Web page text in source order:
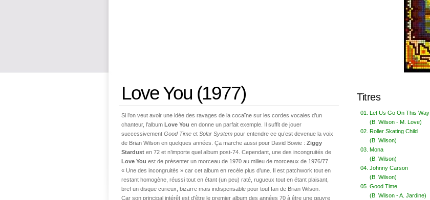
Love You (1977)
Si l’on veut avoir une idée des ravages de la cocaïne sur les cordes vocales d’un
chanteur, l’album Love You en donne un parfait exemple. Il suffit de jouer
successivement Good Time et Solar System pour entendre ce qu’est devenue la voix
de Brian Wilson en quelques années. Ça marche aussi pour David Bowie : Ziggy
Stardust en 72 et n’importe quel album post-74. Cependant, une des incongruités de
Love You est de présenter un morceau de 1970 au milieu de morceaux de 1976/77.
« Une des incongruités » car cet album en recèle plus d’une. Il est patchwork tout en
restant homogène, réussi tout en étant (un peu) raté, rugueux tout en étant plaisant,
bref un disque curieux, bizarre mais indispensable pour tout fan de Brian Wilson.
Car son principal intérêt est d’être le premier album des années 70 à être une œuvre
Titres
Let Us Go On This Way
(B. Wilson - M. Love)
Roller Skating Child
(B. Wilson)
Mona
(B. Wilson)
Johnny Carson
(B. Wilson)
Good Time
(B. Wilson - A. Jardine)